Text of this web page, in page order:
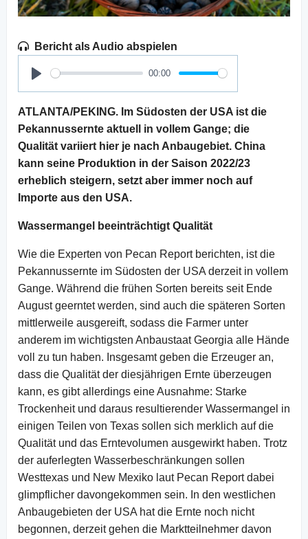
Bericht als Audio abspielen
Play
00:00
ATLANTA/PEKING. Im Südosten der USA ist die
Pekannussernte aktuell in vollem Gange; die
Qualität variiert hier je nach Anbaugebiet. China
kann seine Produktion in der Saison 2022/23
erheblich steigern, setzt aber immer noch auf
Importe aus den USA.
Wassermangel beeinträchtigt Qualität
Wie die Experten von Pecan Report berichten, ist die
Pekannussernte im Südosten der USA derzeit in vollem
Gange. Während die frühen Sorten bereits seit Ende
August geerntet werden, sind auch die späteren Sorten
mittlerweile ausgereift, sodass die Farmer unter
anderem im wichtigsten Anbaustaat Georgia alle Hände
voll zu tun haben. Insgesamt geben die Erzeuger an,
dass die Qualität der diesjährigen Ernte überzeugen
kann, es gibt allerdings eine Ausnahme: Starke
Trockenheit und daraus resultierender Wassermangel in
einigen Teilen von Texas sollen sich merklich auf die
Qualität und das Erntevolumen ausgewirkt haben. Trotz
der auferlegten Wasserbeschränkungen sollen
Westtexas und New Mexiko laut Pecan Report dabei
glimpflicher davongekommen sein. In den westlichen
Anbaugebieten der USA hat die Ernte noch nicht
begonnen, derzeit gehen die Marktteilnehmer davon